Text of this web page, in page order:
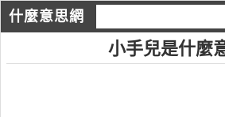
什麼意思網
小手兒是什麼